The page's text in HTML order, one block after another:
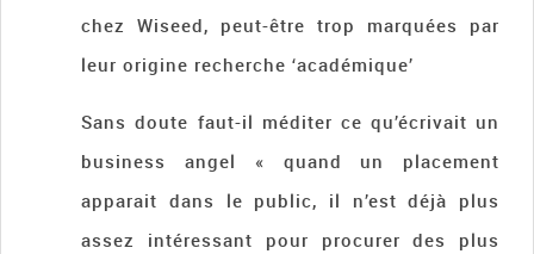
chez Wiseed, peut-être trop marquées par
leur origine recherche ‘académique’
Sans doute faut-il méditer ce qu’écrivait un
business angel « quand un placement
apparait dans le public, il n’est déjà plus
assez intéressant pour procurer des plus